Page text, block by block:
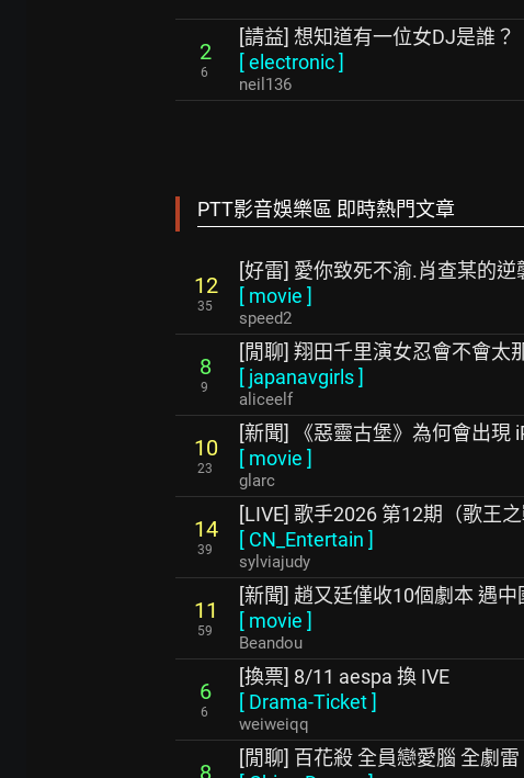
2
6
[請益] 想知道有一位女DJ是誰？
[electronic]
neil136
PTT影音娛樂區 即時熱門文章
12
35
[好雷] 愛你致死不渝.肖查某的逆
[ movie ]
speed2
8
9
[閒聊] 翔田千里演女忍會不會太
[ japanavgirls]
aliceelf
10
23
[新聞] 《惡靈古堡》為何會出現
[ movie ]
glarc
14
39
[LIVE] 歌手2026 第12期（歌王之
[ CN_Entertain ]
sylviajudy
11
59
[新聞] 趙又廷僅收10個劇本 遇
[ movie ]
Beandou
6
6
[換票] 8/11 aespa 換 IVE
[ Drama-Ticket]
weiweiqq
8
[閒聊] 百花殺 全員戀愛腦 全劇雷